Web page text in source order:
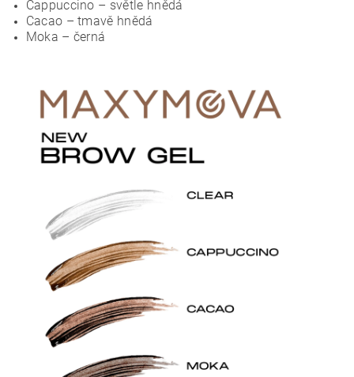
Cappuccino – světle hnědá
Cacao – tmavě hnědá
Moka – černá